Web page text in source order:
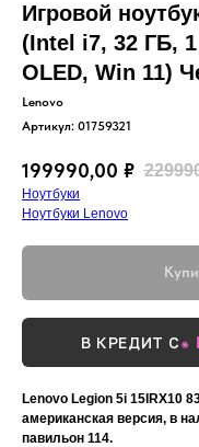
Игровой
(Intel i7, 32 ГБ,
OLED, Win 11)
Lenovo
Артикул: 01759321
199990,00 ₽
Ноутбуки
Ноутбуки Lenovo
В КРЕДИТ С
Lenovo Legion 5i 15IRX10
американская версия, в
павильон 114.